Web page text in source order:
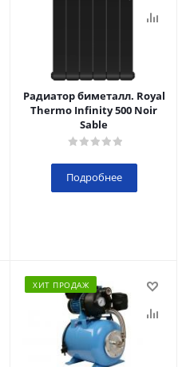
Радиатор биметалл. Royal
Thermo Infinity 500 Noir
Sable
Подробнее
ХИТ ПРОДАЖ